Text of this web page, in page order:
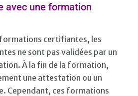
avec une formation
certifiantes, les
ne sont pas validées par un
À la fin de la formation,
une attestation ou un
Cependant, ces formations